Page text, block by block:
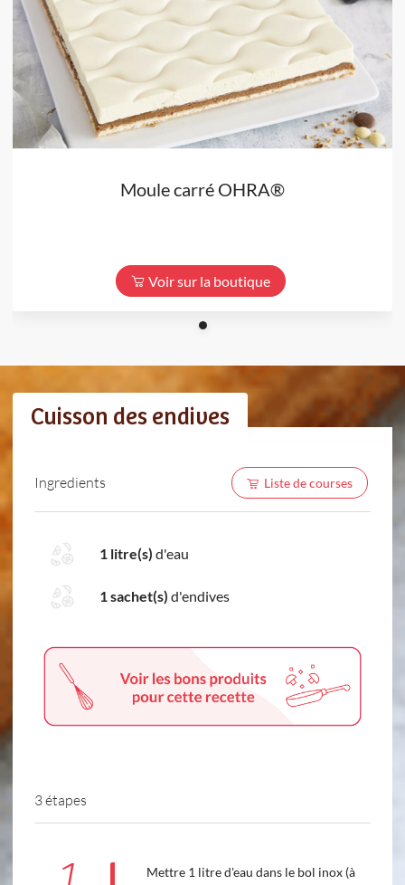
Moule carré OHRA®
Voir sur la boutique
Cuisson des endives
Ingredients Liste de courses
1 litre(s) d'eau
1 sachet(s) d'endives
3 étapes
Mettre 1 litre d'eau dans le bol inox (à